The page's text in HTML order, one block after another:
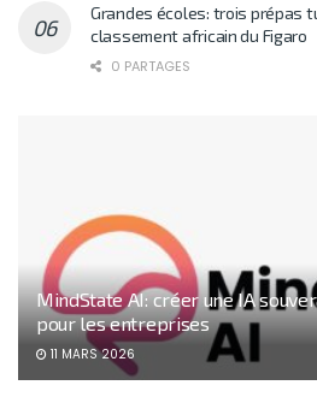
Grandes écoles: trois prépas
classement africain du Figaro
0 PARTAGES
MindState AI: créer une IA
pour les entreprises
11 MARS 2026